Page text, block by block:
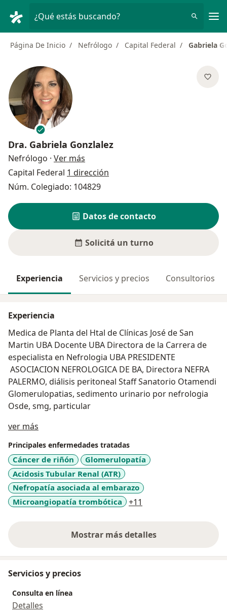
¿Qué estás buscando?
Página De Inicio Nefrólogo Capital Federal Gabriela
Dra. Gabriela Gonzlalez
Nefrólogo · Ver más
Capital Federal 1 dirección
Núm. Colegiado: 104829
Datos de contacto
Solicitá un turno
Experiencia Servicios y precios Consultorios
Experiencia
Medica de Planta del Htal de Clínicas José de San
Martin UBA Docente UBA Directora de la Carrera de
especialista en Nefrologia UBA PRESIDENTE
ASOCIACION NEFROLOGICA DE BA, Directora NEFRA
PALERMO, diálisis peritoneal Staff Sanatorio Otamendi
Glomerulopatias, sedimento urinario por nefrologia
Osde, smg, particular
ver más
Principales enfermedades tratadas
Cáncer de riñón
Glomerulopatía
Acidosis Tubular Renal (ATR)
Nefropatía asociada al embarazo
Microangiopatía trombótica
+11
Mostrar más detalles
sobre la experiencia
Servicios y precios
Consulta en línea
Detalles